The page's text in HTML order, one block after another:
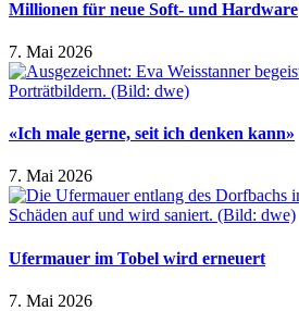
Millionen für neue Soft- und Hardware
7. Mai 2026
«Ich male gerne, seit ich denken kann»
7. Mai 2026
Ufermauer im Tobel wird erneuert
7. Mai 2026